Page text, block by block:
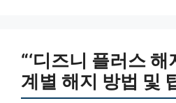
“‘디즈니 플러스 해
계별 해지 방법 및